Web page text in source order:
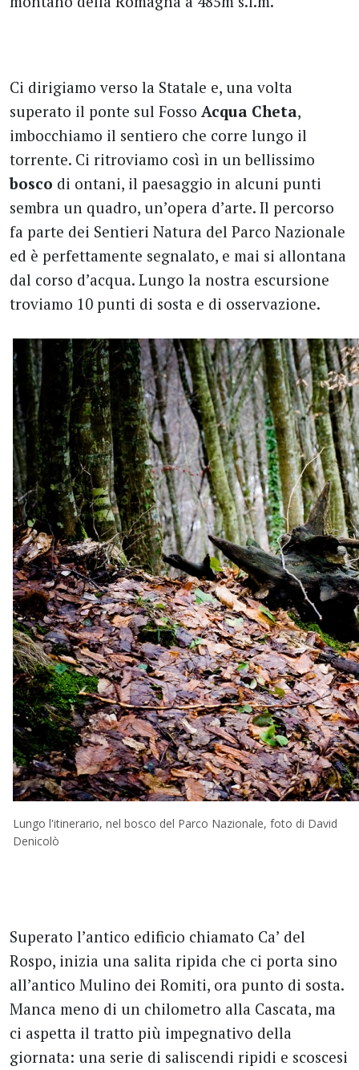
Ci dirigiamo verso la Statale e, una volta
superato il ponte sul Fosso Acqua Cheta,
imbocchiamo il sentiero che corre lungo il
torrente. Ci ritroviamo così in un bellissimo
bosco di ontani, il paesaggio in alcuni punti
sembra un quadro, un’opera d’arte. Il percorso
fa parte dei Sentieri Natura del Parco Nazionale
ed è perfettamente segnalato, e mai si allontana
dal corso d’acqua. Lungo la nostra escursione
troviamo 10 punti di sosta e di osservazione.
Lungo l'itinerario, nel bosco del Parco Nazionale, foto di David
Denicolò
Superato l’antico edificio chiamato Ca’ del
Rospo, inizia una salita ripida che ci porta sino
all’antico Mulino dei Romiti, ora punto di sosta.
Manca meno di un chilometro alla Cascata, ma
ci aspetta il tratto più impegnativo della
giornata: una serie di saliscendi ripidi e scoscesi